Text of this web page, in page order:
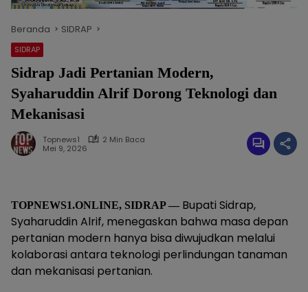
Beranda SIDRAP
SIDRAP
Sidrap Jadi Pertanian Modern,
Syaharuddin Alrif Dorong Teknologi dan
Mekanisasi
Topnews1
2 Min Baca
Mei 9, 2026
TOPNEWS1.ONLINE, SIDRAP — Bupati Sidrap,
Syaharuddin Alrif, menegaskan bahwa masa depan
pertanian modern hanya bisa diwujudkan melalui
kolaborasi antara teknologi perlindungan tanaman
dan mekanisasi pertanian.